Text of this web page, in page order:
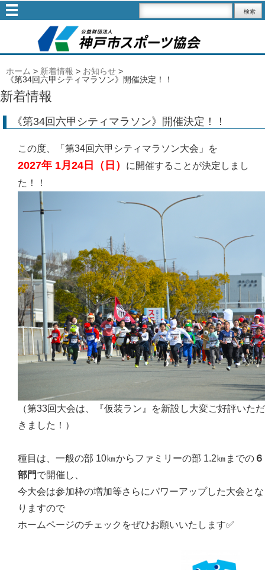
ホーム > 新着情報 > お知らせ>
《第34回六甲シティマラソン》開催決定！！
新着情報
《第34回六甲シティマラソン》開催決定！！
この度、「第34回六甲シティマラソン大会」を
2027年 1月24日（日）
に開催することが決定しまし
た！！
（第33回大会は、『仮装ラン』を新設し大変ご好評いただ
きました！）
種目は、 一般の部 10㎞からファミリーの部 1.2㎞までの ６
部門で開催し、
今大会は参加枠の増加等さらにパワーアップした大会とな
りますので
ホームページのチェックをぜひお願いいたします✅